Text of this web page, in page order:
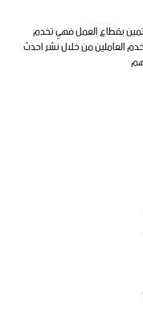
بقطاع العمل فهي تخدم
العاملين من خلال نشر احدث